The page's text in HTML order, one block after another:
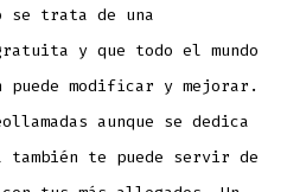
se trata de una
y que todo el mundo
puede modificar y mejorar.
aunque se dedica
también te puede servir de